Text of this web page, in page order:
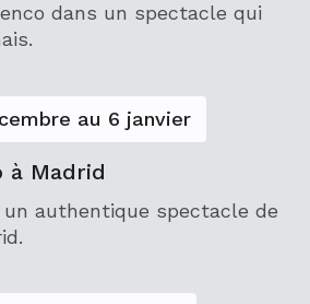
dans un spectacle qui
au 6 janvier
à Madrid
un authentique spectacle de